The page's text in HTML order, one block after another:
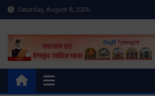
Skip
to
Saturday, August 8, 2026
Meru Raibar |
News | Uttarkashi
meruraibar.com